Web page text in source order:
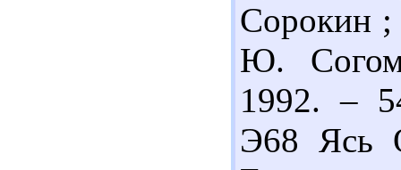
Сорокин ;
Ю.
1992. –
Э68 Ясь